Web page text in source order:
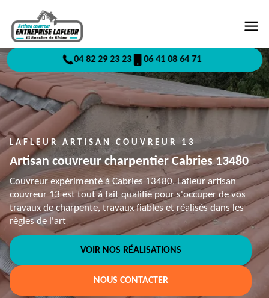
04 82 29 23 23 06 41 08 64 71
LAFLEUR ARTISAN COUVREUR 13
Artisan couvreur charpentier Cabries 13480
Couvreur expérimenté à Cabries 13480, Lafleur artisan
couvreur 13 est tout à fait qualifié pour s'occuper de vos
travaux de charpente, travaux fiables et réalisés dans les
règles de l'art
VOIR NOS RÉALISATIONS
NOUS CONTACTER